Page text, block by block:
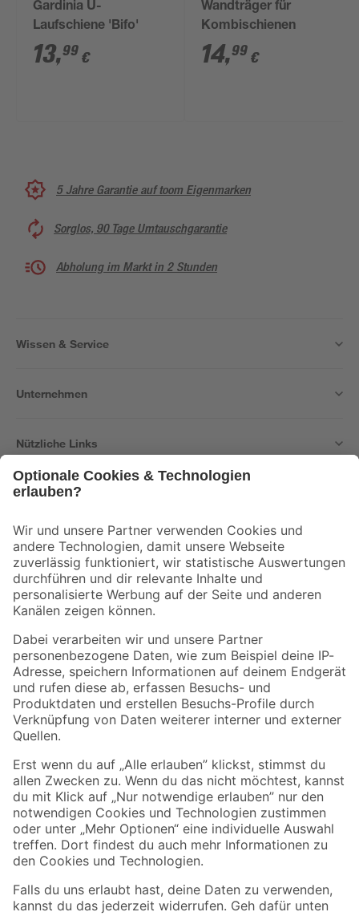
Gardinia U-
Laufschiene 'Bifo'
13,99 €
Wandträger für
Kombischienen
14,99 €
5 Jahre Garantie auf toom Eigenmarken
Sorglos, 90 Tage Umtauschgarantie
Abholung im Markt in 2 Stunden
Wissen & Service
Unternehmen
Nützliche Links
Der toom Newsletter: Keine Angebote und Aktionen mehr verpassen!
Zur Newsletter Anmeldung
Folge uns
Zahlungsarten Versandarten
Sicher einkaufen
Jetzt die toom-App herunterladen
Alle Preisangaben in EUR inkl. gesetzl. MwSt.. Die dargestellten Angebote sind unter